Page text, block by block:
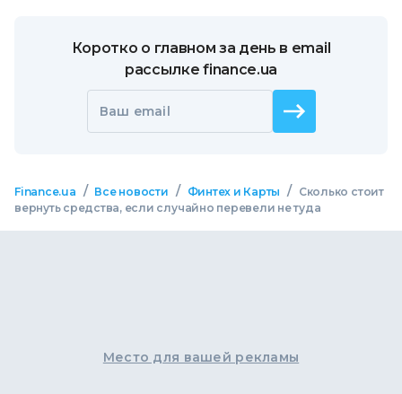
Коротко о главном за день в email
рассылке finance.ua
Ваш email
Finance.ua / Все новости / Финтех и Карты /
Сколько стоит
вернуть средства, если случайно перевели не туда
Место для вашей рекламы